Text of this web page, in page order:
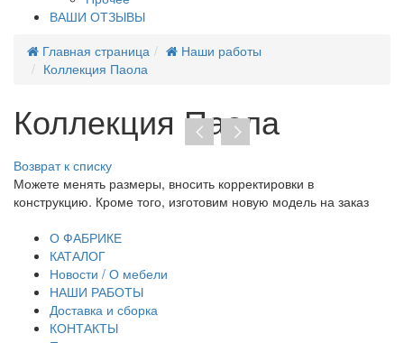
ВАШИ ОТЗЫВЫ
Главная страница
Наши работы
Коллекция Паола
Коллекция Паола
Возврат к списку
Можете менять размеры, вносить корректировки в
конструкцию. Кроме того, изготовим новую модель на заказ
О ФАБРИКЕ
КАТАЛОГ
Новости / О мебели
НАШИ РАБОТЫ
Доставка и сборка
КОНТАКТЫ